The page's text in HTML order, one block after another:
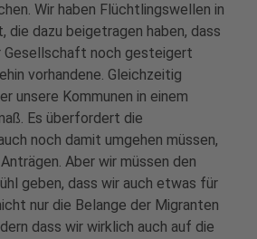
Wir haben Flüchtlingswellen in
die dazu beigetragen haben, dass
Gesellschaft noch gesteigert
vorhandene. Gleichzeitig
unsere Kommunen in einem
Es überfordert die
noch damit umgehen müssen,
Aber wir müssen den
geben, dass wir auch etwas für
nur die Belange der Migranten
dass wir wirklich auch auf die